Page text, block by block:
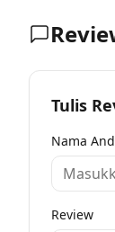
Tulis
Nama
Review